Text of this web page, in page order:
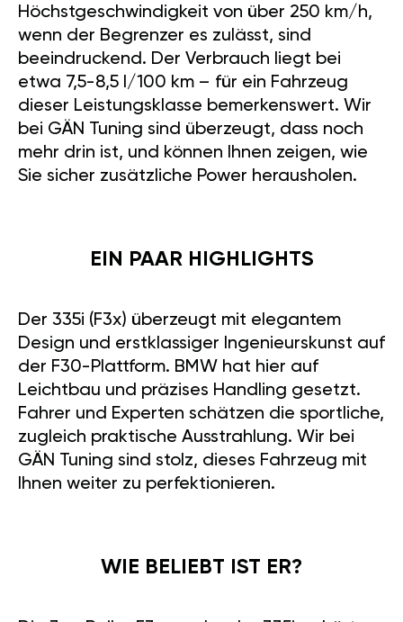
Höchstgeschwindigkeit von über 250 km/h,
wenn der Begrenzer es zulässt, sind
beeindruckend. Der Verbrauch liegt bei
etwa 7,5-8,5 l/100 km – für ein Fahrzeug
dieser Leistungsklasse bemerkenswert. Wir
bei GÄN Tuning sind überzeugt, dass noch
mehr drin ist, und können Ihnen zeigen, wie
Sie sicher zusätzliche Power herausholen.
EIN PAAR HIGHLIGHTS
Der 335i (F3x) überzeugt mit elegantem
Design und erstklassiger Ingenieurskunst auf
der F30-Plattform. BMW hat hier auf
Leichtbau und präzises Handling gesetzt.
Fahrer und Experten schätzen die sportliche,
zugleich praktische Ausstrahlung. Wir bei
GÄN Tuning sind stolz, dieses Fahrzeug mit
Ihnen weiter zu perfektionieren.
WIE BELIEBT IST ER?